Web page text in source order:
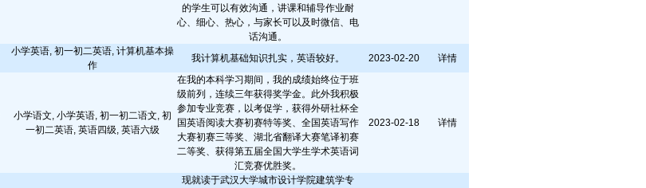
的学生可以有效沟通，讲课和辅导作业耐
心、细心、热心，与家长可以及时微信、电
话沟通。
小学英语, 初一初二英语, 计算机基本操
作
我计算机基础知识扎实，英语较好。 2023-02-20 详情
小学语文, 小学英语, 初一初二语文, 初
一初二英语, 英语四级, 英语六级
在我的本科学习期间，我的成绩始终位于班
级前列，连续三年获得奖学金。此外我积极
参加专业竞赛，以考促学，获得外研社杯全
国英语阅读大赛初赛特等奖、全国英语写作
大赛初赛三等奖、湖北省翻译大赛笔译初赛
二等奖、获得第五届全国大学生学术英语词
汇竞赛优胜奖。
2023-02-18 详情
现就读于武汉大学城市设计学院建筑学专